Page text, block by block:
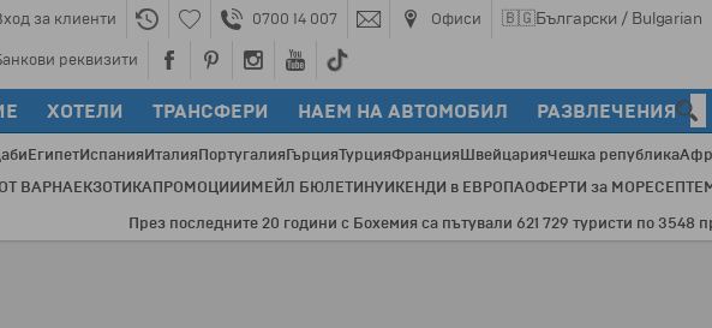
за клиенти 0700 14 007 Офиси 🇧🇬Български / Bulgarian
реквизити
ХОТЕЛИ ТРАНСФЕРИ НАЕМ НА АВТОМОБИЛ РАЗВЛЕЧЕНИЯ
ЕгипетИспанияИталияПортугалияГърцияТурцияФранцияШвейцарияЧешка република
ОТ ВАРНАЕКЗОТИКАПРОМОЦИИИМЕЙЛ БЮЛЕТИНУИКЕНДИ в ЕВРОПАОФЕРТИ за МОРЕ
През последните 20 години с Бохемия са пътували 621 729 туристи по 3548